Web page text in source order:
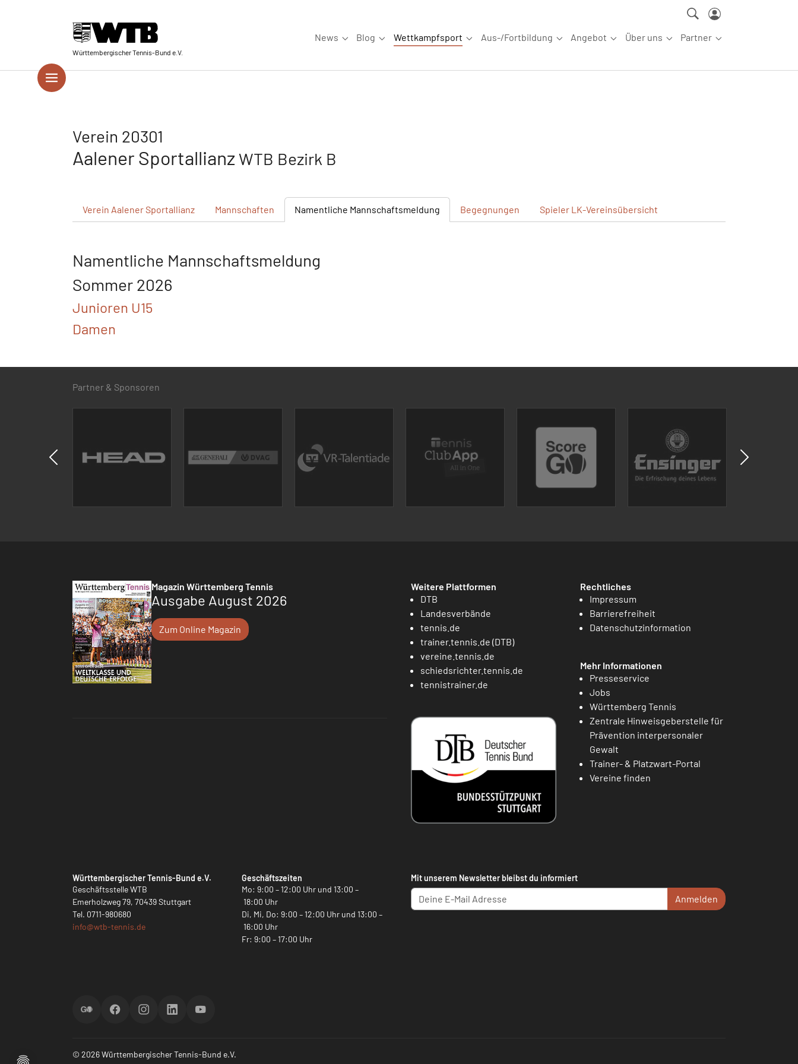
Württembergischer Tennis-Bund e.V.
News
Submenu for "News"
Blog
Submenu for "Blog"
Wettkampfsport
Submenu for "Wettkampfsport"
Aus-/Fortbildung
Submenu for "Aus-/Fortbildung"
Angebot
Submenu for "Angebot"
Über uns
Submenu for "Über uns"
Partner
Submenu for
Verein 20301
Aalener Sportallianz WTB Bezirk B
Verein Aalener Sportallianz Mannschaften Namentliche Mannschaftsmeldung Begegnungen Spieler LK-Vereinsübersicht
Namentliche Mannschaftsmeldung
Sommer 2026
Junioren U15
Damen
Partner & Sponsoren
Magazin Württemberg Tennis
Ausgabe August 2026
Zum Online Magazin
Weitere Plattformen
DTB
Landesverbände
tennis.de
trainer.tennis.de (DTB)
vereine.tennis.de
schiedsrichter.tennis.de
tennistrainer.de
Rechtliches
Impressum
Barrierefreiheit
Datenschutzinformation
Mehr Informationen
Presseservice
Jobs
Württemberg Tennis
Zentrale Hinweisgeberstelle für
Prävention interpersonaler
Gewalt
Trainer- & Platzwart-Portal
Vereine finden
Württembergischer Tennis-Bund e.V.
Geschäftsstelle WTB
Emerholzweg 79, 70439 Stuttgart
Tel. 0711-980680
info@wtb-tennis.de
Geschäftszeiten
Mo: 9:00 – 12:00 Uhr und 13:00 –
18:00 Uhr
Di, Mi, Do: 9:00 – 12:00 Uhr und 13:00 –
16:00 Uhr
Fr: 9:00 – 17:00 Uhr
Mit unserem Newsletter bleibst du informiert
Anmelden
ScoreGOFacebookInstagramLinkedInYouTube
© 2026 Württembergischer Tennis-Bund e.V.